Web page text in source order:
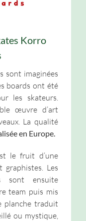
Korro
sont imaginées
boards ont été
les skateurs.
œuvre d’art
La qualité
en Europe.
le fruit d’une
Les
sont ensuite
team puis mis
planche traduit
ou mystique,